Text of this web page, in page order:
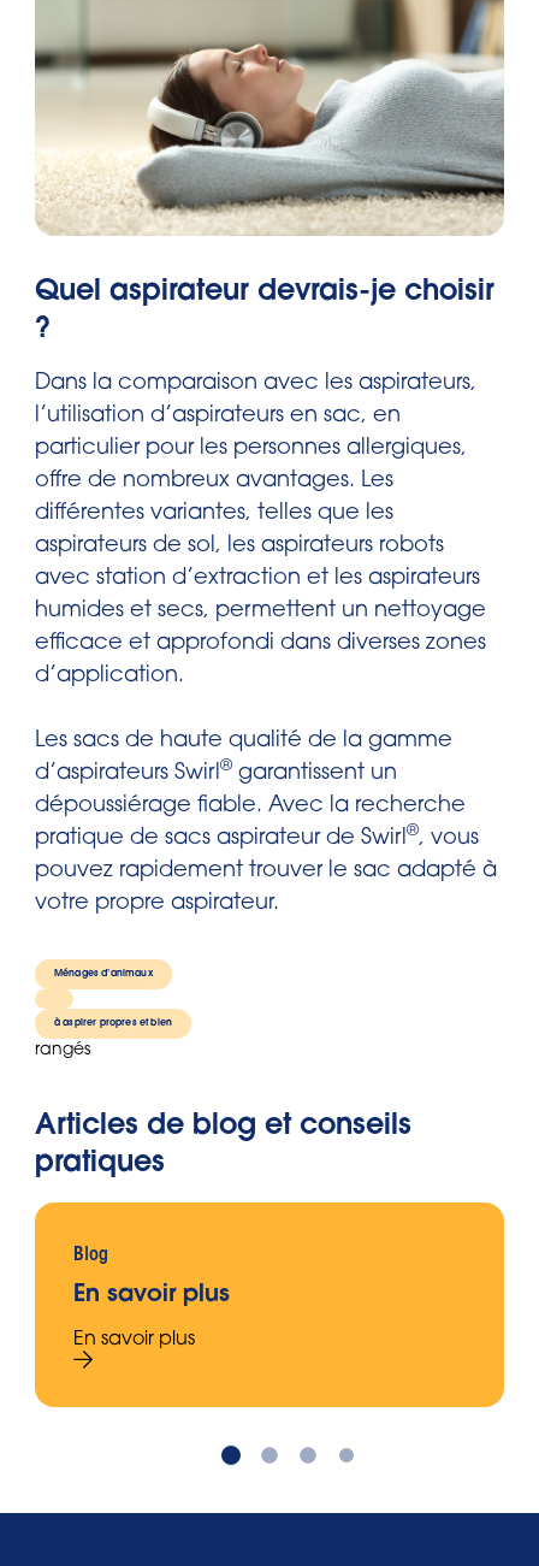
Quel aspirateur devrais-je choisir
?
Dans la comparaison avec les aspirateurs,
l’utilisation d’aspirateurs en sac, en
particulier pour les personnes allergiques,
offre de nombreux avantages. Les
différentes variantes, telles que les
aspirateurs de sol, les aspirateurs robots
avec station d’extraction et les aspirateurs
humides et secs, permettent un nettoyage
efficace et approfondi dans diverses zones
d’application.
Les sacs de haute qualité de la gamme
d’aspirateurs Swirl® garantissent un
dépoussiérage fiable. Avec la recherche
pratique de sacs aspirateur de Swirl®, vous
pouvez rapidement trouver le sac adapté à
votre propre aspirateur.
Ménages d’animaux
à aspirer propres et bien
rangés
Articles de blog et conseils
pratiques
Blog
En savoir plus
En savoir plus